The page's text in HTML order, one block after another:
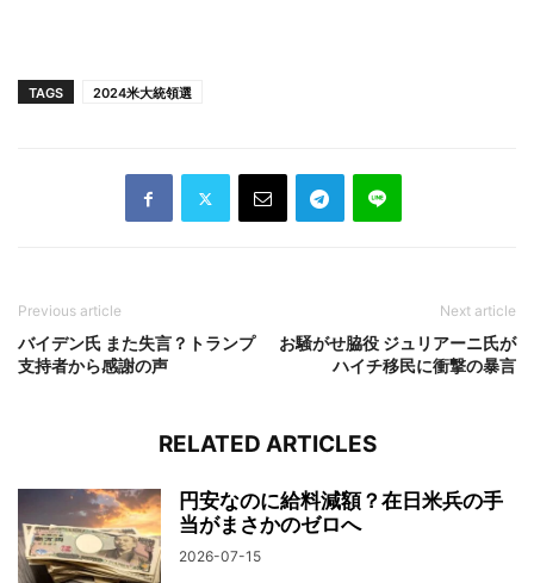
TAGS 2024米大統領選
Previous article
バイデン氏 また失言？トランプ
支持者から感謝の声
Next article
お騒がせ脇役 ジュリアーニ氏が
ハイチ移民に衝撃の暴言
RELATED ARTICLES
円安なのに給料減額？在日米兵の手
当がまさかのゼロへ
2026-07-15